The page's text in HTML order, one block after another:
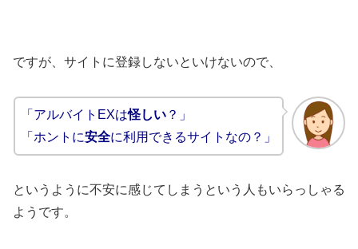
ですが、サイトに登録しないといけないので、
「アルバイトEXは怪しい ？」
「ホントに安全に利用できるサイトなの？」
というように不安に感じてしまうという人もいらっしゃる
ようです。